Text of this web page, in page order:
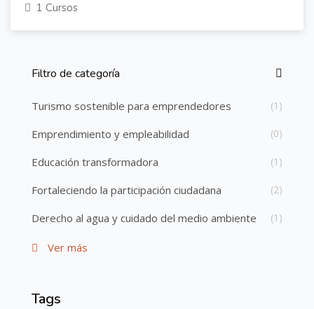
1 Cursos
Salta [Cocoon] Lista de categorías de cursos
Filtro de categoría
Turismo sostenible para emprendedores (1)
Emprendimiento y empleabilidad (0)
Educación transformadora (1)
Fortaleciendo la participación ciudadana (2)
Derecho al agua y cuidado del medio ambiente (1)
Ver más
Salta Etiquetas
Tags